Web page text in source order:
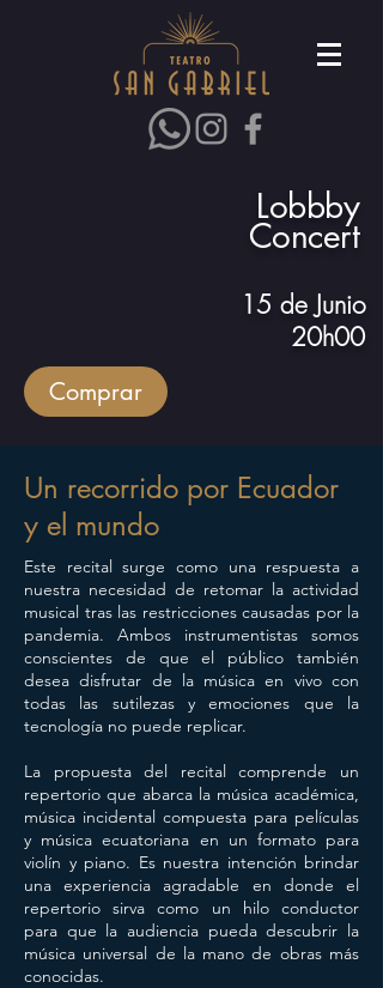
Lobbby
Concert
15 de Junio
20h00
Comprar
Un recorrido por Ecuador
y el mundo
Este recital surge como una respuesta a
nuestra necesidad de retomar la actividad
musical tras las restricciones causadas por la
pandemia. Ambos instrumentistas somos
conscientes de que el público también
desea disfrutar de la música en vivo con
todas las sutilezas y emociones que la
tecnología no puede replicar.
La propuesta del recital comprende un
repertorio que abarca la música académica,
música incidental compuesta para películas
y música ecuatoriana en un formato para
violín y piano. Es nuestra intención brindar
una experiencia agradable en donde el
repertorio sirva como un hilo conductor
para que la audiencia pueda descubrir la
música universal de la mano de obras más
conocidas.